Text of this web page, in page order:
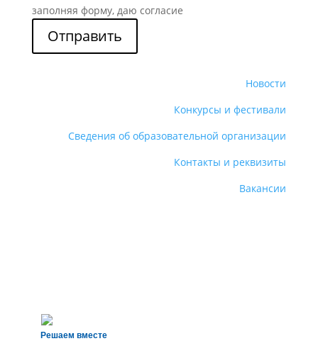
заполняя форму, даю согласие
Отправить
Новости
Конкурсы и фестивали
Сведения об образовательной организации
Контакты и реквизиты
Вакансии
Решаем вместе